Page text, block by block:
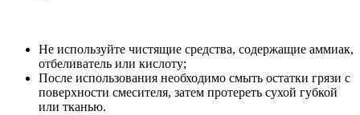
Не используйте чистящие средства, содержащие аммиак,
отбеливатель или кислоту;
После использования необходимо смыть остатки грязи с
поверхности смесителя, затем протереть сухой губкой
или тканью.